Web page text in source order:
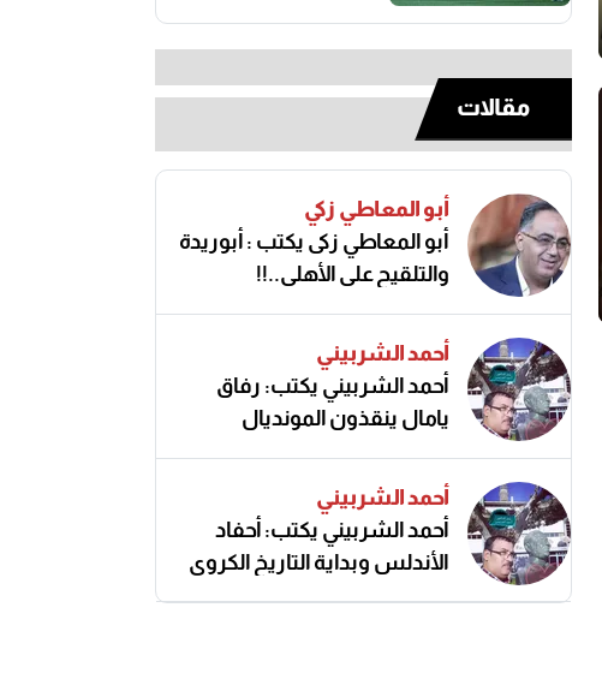
مقالات
أبو المعاطي زكي
أبو المعاطي زكى يكتب : أبوريدة
والتلقيح على الأهلى..!!
أحمد الشربيني
أحمد الشربيني يكتب: رفاق
يامال ينقذون المونديال
أحمد الشربيني
أحمد الشربيني يكتب: أحفاد
الأندلس وبداية التاريخ الكروي